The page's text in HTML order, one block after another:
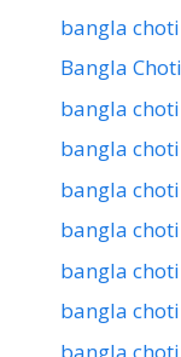
bangla
Bangla
bangla
bangla
bangla
bangla
bangla
bangla
bangla